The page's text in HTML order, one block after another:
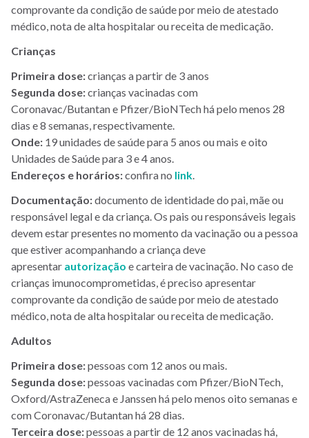
comprovante da condição de saúde por meio de atestado
médico, nota de alta hospitalar ou receita de medicação.
Crianças
Primeira dose:crianças a partir de 3 anos
Segunda dose:crianças vacinadas com
Coronavac/Butantan e Pfizer/BioNTech há pelo menos 28
dias e 8 semanas, respectivamente.
Onde: 19 unidades de saúde para 5 anos ou mais e oito
Unidades de Saúde para 3 e 4 anos.
Endereços e horários:confira no link
Documentação:documento de identidade do pai, mãe ou
responsável legal e da criança. Os pais ou responsáveis legais
devem estar presentes no momento da vacinação ou a pessoa
que estiver acompanhando a criança deve
apresentar autorização e carteira de vacinação. No caso de
crianças imunocomprometidas, é preciso apresentar
comprovante da condição de saúde por meio de atestado
médico, nota de alta hospitalar ou receita de medicação.
Adultos
Primeira dose:pessoas com 12 anos ou mais.
Segunda dose:pessoas vacinadas com Pfizer/BioNTech,
Oxford/AstraZeneca e Janssen há pelo menos oito semanas e
com Coronavac/Butantan há 28 dias.
Terceira dose:pessoas a partir de 12 anos vacinadas há,